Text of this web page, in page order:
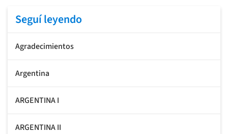
Seguí leyendo
Agradecimientos
Argentina
ARGENTINA I
ARGENTINA II